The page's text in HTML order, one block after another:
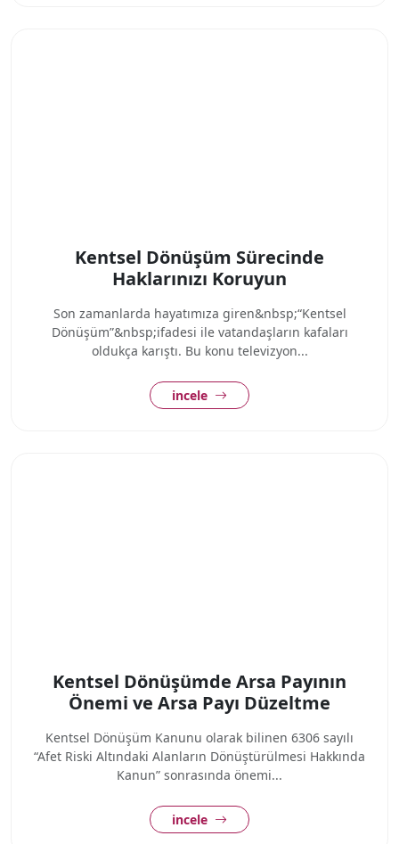
Kentsel Dönüşüm Sürecinde
Haklarınızı Koruyun
Son zamanlarda hayatımıza giren&nbsp;“Kentsel
Dönüşüm”&nbsp;ifadesi ile vatandaşların kafaları
oldukça karıştı. Bu konu televizyon...
incele
Kentsel Dönüşümde Arsa Payının
Önemi ve Arsa Payı Düzeltme
Kentsel Dönüşüm Kanunu olarak bilinen 6306 sayılı
“Afet Riski Altındaki Alanların Dönüştürülmesi Hakkında
Kanun” sonrasında önemi...
incele